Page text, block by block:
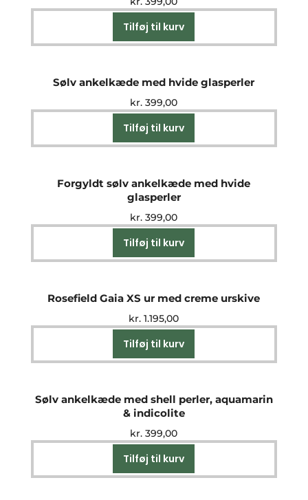
Tilføj til kurv
Sølv ankelkæde med hvide glasperler
kr. 399,00
Tilføj til kurv
Forgyldt sølv ankelkæde med hvide
glasperler
kr. 399,00
Tilføj til kurv
Rosefield Gaia XS ur med creme urskive
kr. 1.195,00
Tilføj til kurv
Sølv ankelkæde med shell perler, aquamarin
& indicolite
kr. 399,00
Tilføj til kurv